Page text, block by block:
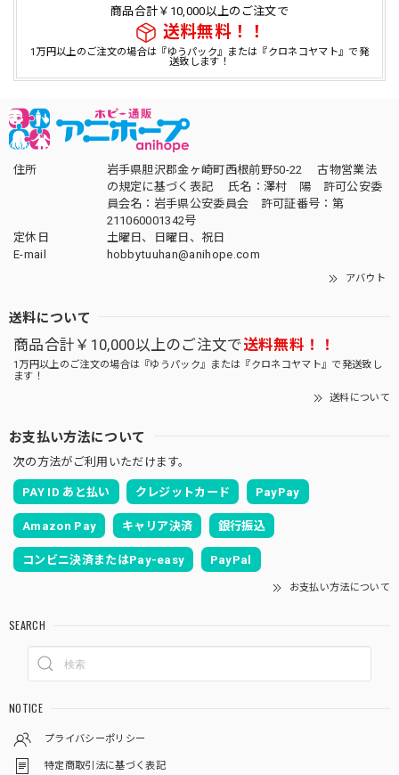
商品合計￥10,000以上のご注文で
送料無料！！
1万円以上のご注文の場合は『ゆうパック』または『クロネコヤマト』で発
送致します！
住所
岩手県胆沢郡金ヶ崎町西根前野50-22 古物営業法
の規定に基づく表記 氏名：澤村 陽 許可公安委
員会名：岩手県公安委員会 許可証番号：第
211060001342号
定休日
土曜日、日曜日、祝日
E-mail
hobbytuuhan@anihope.com
アバウト
送料について
商品合計￥10,000以上のご注文で送料無料！！
1万円以上のご注文の場合は『ゆうパック』または『クロネコヤマト』で発送致し
ます！
送料について
お支払い方法について
次の方法がご利用いただけます。
PAY ID あと払い クレジットカード PayPay
Amazon Pay キャリア決済 銀行振込
コンビニ決済またはPay-easy PayPal
お支払い方法について
SEARCH
NOTICE
プライバシーポリシー
特定商取引法に基づく表記